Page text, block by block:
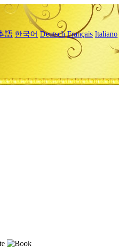
語 한국어 Deutsch Français Italiano